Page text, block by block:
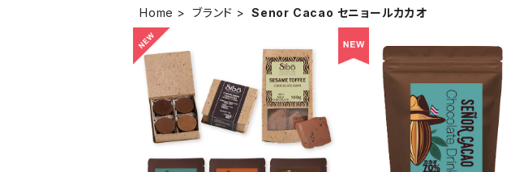
Home ブランド Senor Cacao セニョールカカオ